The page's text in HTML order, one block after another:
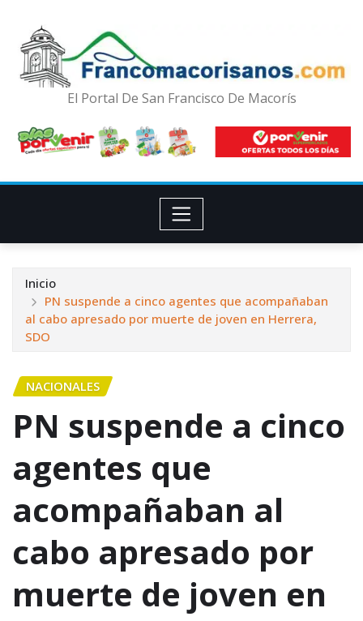
El Portal De San Francisco De Macorís
Inicio
PN suspende a cinco agentes que acompañaban
al cabo apresado por muerte de joven en Herrera,
SDO
NACIONALES
PN suspende a cinco
agentes que
acompañaban al
cabo apresado por
muerte de joven en